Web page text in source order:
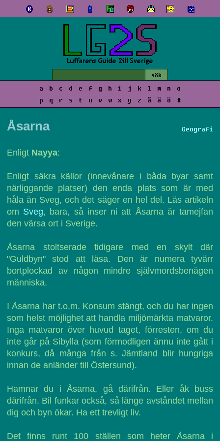
a b c d e f g h i j k l m n
o
p
q r s t u v w x y z å ä ö #
Geografi
Åsarna
Enligt Nayya:
Enligt säkra källor (innevånare i båda byar samt
närliggande platser) den enda plats som är med
håla än Sveg, och det säger en hel del. Läs artikeln
om Sveg, bara, så inser ni att Åsarna är tamejfan
den värsa ort i Sverige.
Åsarna stoltserade tidigare med en skylt där
"Guldbyn" stod att läsa. Den är numera tyvärr
bortplockad av någon mindre självmordsbenägen
människa.
I Åsarna har t.o.m. Konsum stängt, och du har ingen
som helst möjlighet att handla miljömärkta matvaror.
Inga matvaror över huvud taget, förresten, om du
inte går på Sibylla (som förmodligen ännu inte gått i
konkurs, då många från s. Jämtland blir hungriga
innan de anländer till Östersund).
Hamnar du i Åsarna, gå därifrån. Eller åk buss
därifrån. Bil funkar också, så länge avståndet mellan
dig och byn ökar. Ha ett trevligt liv.
Det finns runt 100 ställen som heter Åsarna i